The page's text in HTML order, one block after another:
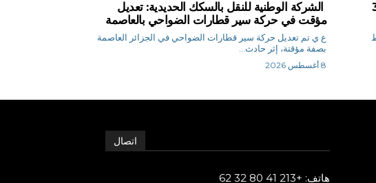
36
الشركة الوطنية للنقل بالسكك الحديدية: تعديل
مؤقت في حركة سير قطارات الضواحي بالعاصمة
ع ي تم تعديل حركة سير قطارات الضواحي في الجزائر العاصمة
بصفة مؤقتة، إثر حادث...
8 أغسطس 2026
اتصال
هاتف: +213 41 80 32 62